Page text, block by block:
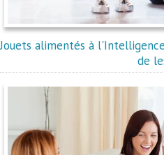
Jouets alimentés à
de